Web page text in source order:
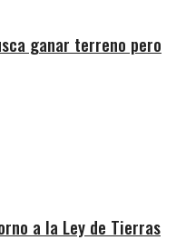
ganar terreno pero
a la Ley de Tierras